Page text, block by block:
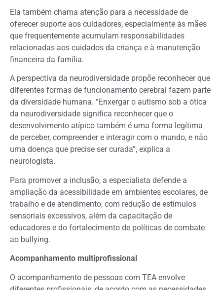
Ela também chama atenção para a necessidade de
oferecer suporte aos cuidadores, especialmente às mães
que frequentemente acumulam responsabilidades
relacionadas aos cuidados da criança e à manutenção
financeira da família.
A perspectiva da neurodiversidade propõe reconhecer que
diferentes formas de funcionamento cerebral fazem parte
da diversidade humana. “Enxergar o autismo sob a ótica
da neurodiversidade significa reconhecer que o
desenvolvimento atípico também é uma forma legítima
de perceber, compreender e interagir com o mundo, e não
uma doença que precise ser curada”, explica a
neurologista.
Para promover a inclusão, a especialista defende a
ampliação da acessibilidade em ambientes escolares, de
trabalho e de atendimento, com redução de estímulos
sensoriais excessivos, além da capacitação de
educadores e do fortalecimento de políticas de combate
ao bullying.
Acompanhamento multiprofissional
O acompanhamento de pessoas com TEA envolve